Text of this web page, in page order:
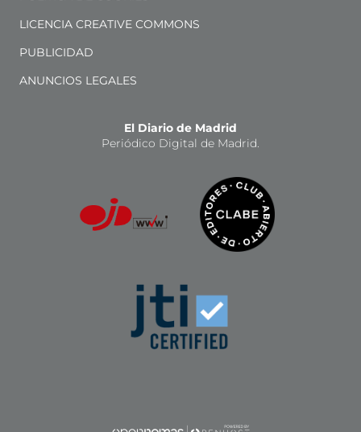
LICENCIA CREATIVE COMMONS
PUBLICIDAD
ANUNCIOS LEGALES
El Diario de Madrid
Periódico Digital de Madrid.